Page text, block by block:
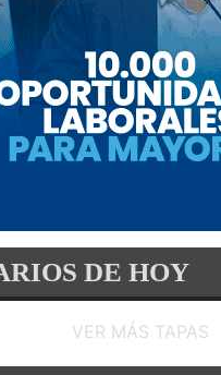
DE HOY
VER MÁS TAPAS